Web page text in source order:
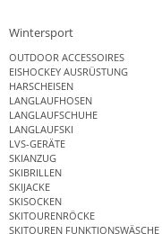
Wintersport
OUTDOOR ACCESSOIRES
EISHOCKEY AUSRÜSTUNG
HARSCHEISEN
LANGLAUFHOSEN
LANGLAUFSCHUHE
LANGLAUFSKI
LVS-GERÄTE
SKIANZUG
SKIBRILLEN
SKIJACKE
SKISOCKEN
SKITOURENRÖCKE
SKITOUREN FUNKTIONSWÄSCHE